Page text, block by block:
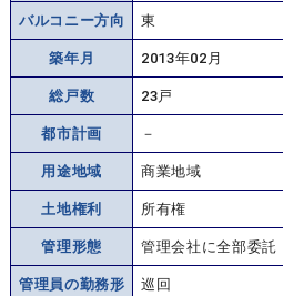
バルコニー方向 東
築年月 2013年02月
総戸数 23戸
都市計画 －
用途地域 商業地域
土地権利 所有権
管理形態 管理会社に全部委託
管理員の勤務形
巡回